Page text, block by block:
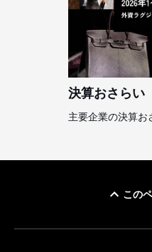
決算おさらい
主要企業の決算お
この